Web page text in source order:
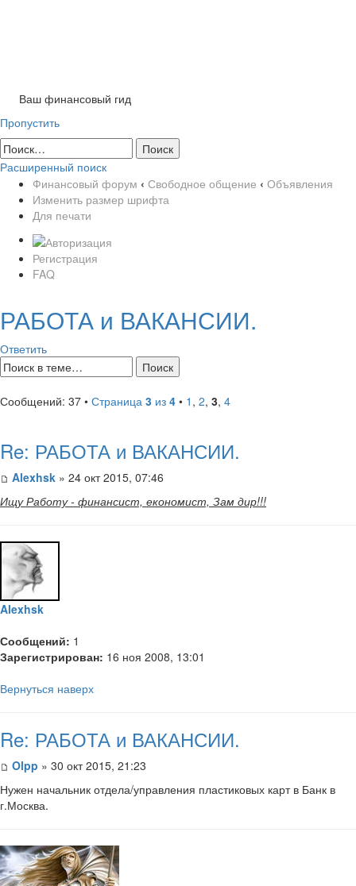
Ваш финансовый гид
Пропустить
Расширенный поиск
Финансовый форум ‹ Свободное общение ‹ Объявления
Изменить размер шрифта
Для печати
Регистрация
FAQ
РАБОТА и ВАКАНСИИ.
Ответить
Сообщений: 37 • Страница 3 из 4 • 1 , 2, 3, 4
Re: РАБОТА и ВАКАНСИИ.
Alexhsk » 24 окт 2015, 07:46
Ищу Работу - финансист, економист, Зам дир!!!
Alexhsk
Сообщений: 1
Зарегистрирован: 16 ноя 2008, 13:01
Вернуться наверх
Re: РАБОТА и ВАКАНСИИ.
Olpp » 30 окт 2015, 21:23
Нужен начальник отдела/управления пластиковых карт в Банк в
г.Москва.